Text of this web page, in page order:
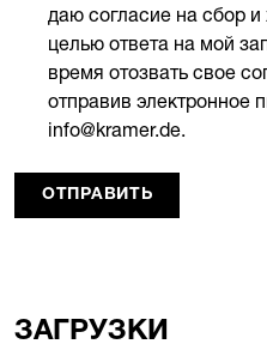
даю согласие на сбор
целью ответа на мой
время отозвать свое
отправив электронное
info@kramer.de.
ОТПРАВИТЬ
ЗАГРУЗКИ